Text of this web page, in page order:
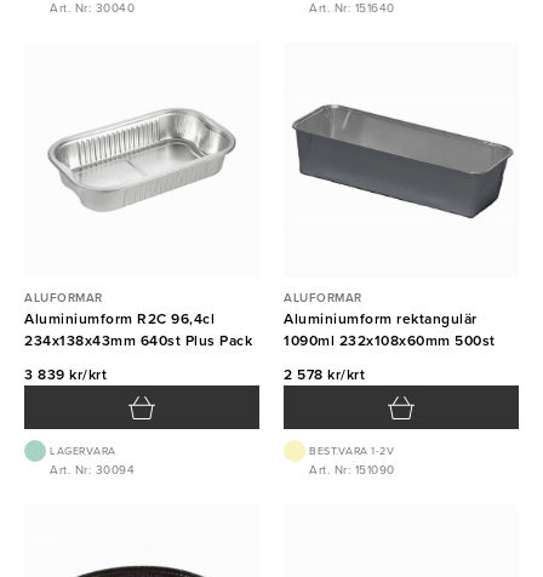
Art. Nr: 30040 Art. Nr: 151640
ALUFORMAR
Aluminiumform R2C 96,4cl
234x138x43mm 640st Plus Pack
3 839 kr/krt
LAGERVARA
Art. Nr: 30094
ALUFORMAR
Aluminiumform rektangulär
1090ml 232x108x60mm 500st
2 578 kr/krt
BEST.VARA 1-2V
Art. Nr: 151090